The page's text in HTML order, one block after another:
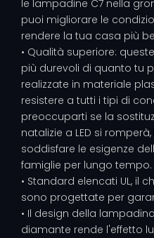
le lampadine C7 nella
puoi migliorare le
rendere la tua casa più
• Qualità superiore:
più durevoli di quanto tu
realizzate in materiale
resistere a tutti i tipi di
preoccuparti se la
natalizie a LED si
soddisfare le esigenze
famiglie per lungo tempo.
• Standard elencati UL, il
sono progettate per
• Il design della
diamante rende l'effetto